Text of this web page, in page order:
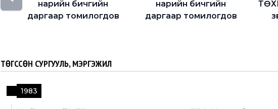
нарийн бичгийн
даргаар томилогдов
нарийн бичгийн
даргаар томилогдов
ТӨГССӨН СУРГУУЛЬ, МЭРГЭЖИЛ
1983